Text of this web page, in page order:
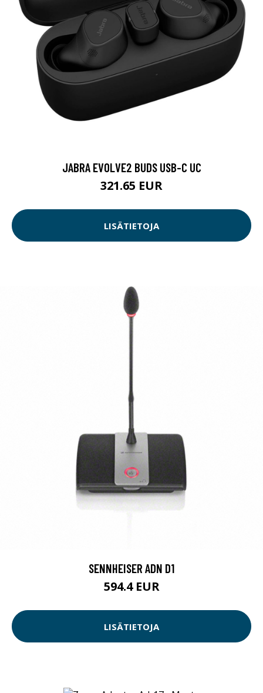
JABRA EVOLVE2 BUDS USB-C UC
321.65 EUR
LISÄTIETOJA
SENNHEISER ADN D1
594.4 EUR
LISÄTIETOJA